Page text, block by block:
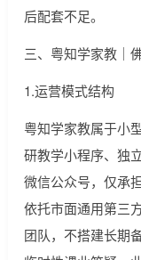
后配套不足。
三、粤知学家教｜
1.运营模式结构
粤知学家教属于小
研教学小程序、独
微信公众号，仅承
依托市面通用第三
团队，不搭建长期